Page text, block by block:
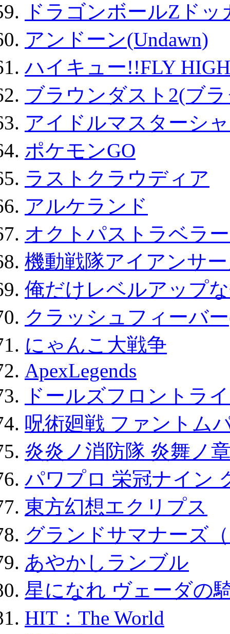
ドラゴンボールZド
アンドーン(Undawn)
ハイキュー!!FLY HIGH
ブラウンダスト2(ブ
アイドルマスターシ
ポケモンGO
ラストクラウディア
アルケランド
オクトパストラベラ
機動戦隊アイアンサ
俺だけレベルアップ
クラッシュフィーバ
にゃんこ大戦争
ApexLegends
ドールズフロントラ
呪術廻戦 ファントム
炎炎ノ消防隊 炎舞ノ
パワプロ 栄冠ナイン
東方幻想エクリプス
グランドサマナーズ
あやかしランブル
星になれ ヴェーダの
HIT：The World